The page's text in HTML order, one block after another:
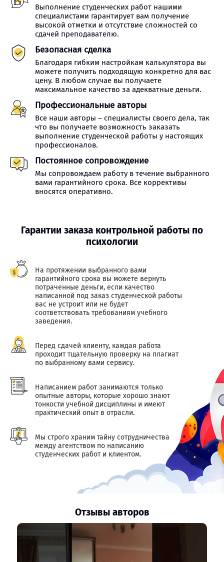
Выполнение студенческих работ нашими
специалистами гарантирует вам получение
высокой отметки и отсутствие сложностей со
сдачей преподавателю.
Безопасная сделка
Благодаря гибким настройкам калькулятора вы
можете получить подходящую конкретно для вас
цену. В любом случае вы получаете
максимальное качество за адекватные деньги.
Профессиональные авторы
Все наши авторы – специалисты своего дела, так
что вы получаете возможность заказать
выполнение студенческой работы у настоящих
профессионалов.
Постоянное сопровождение
Мы сопровождаем работу в течение выбранного
вами гарантийного срока. Все коррективы
вносятся оперативно.
Гарантии заказа контрольной работы по
психологии
На протяжении выбранного вами
гарантийного срока вы можете вернуть
потраченные деньги, если качество
написанной под заказ студенческой работы
вас не устроит или не будет
соответствовать требованиям учебного
заведения.
Перед сдачей клиенту, каждая работа
проходит тщательную проверку на плагиат
по выбранному вами сервису.
Написанием работ занимаются только
опытные авторы, которые хорошо знают
тонкости учебной дисциплины и имеют
практический опыт в отрасли.
Мы строго храним тайну сотрудничества
между агентством по написанию
студенческих работ и клиентом.
Отзывы авторов